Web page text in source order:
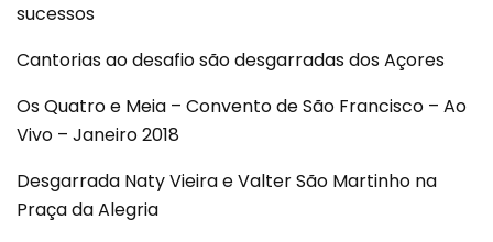
sucessos
Cantorias ao desafio são desgarradas dos Açores
Os Quatro e Meia – Convento de São Francisco – Ao
Vivo – Janeiro 2018
Desgarrada Naty Vieira e Valter São Martinho na
Praça da Alegria